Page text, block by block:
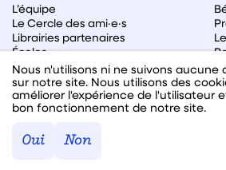
L’équipe
Le Cercle des ami·e·s
Librairies partenaires
Écoles
Archive des éditions
Archive des autrices et auteurs
Nous n'utilisons ni ne suivons aucune
sur notre site. Nous utilisons des
améliorer l'expérience de l'utilisateur
bon fonctionnement de notre site.
Oui Non